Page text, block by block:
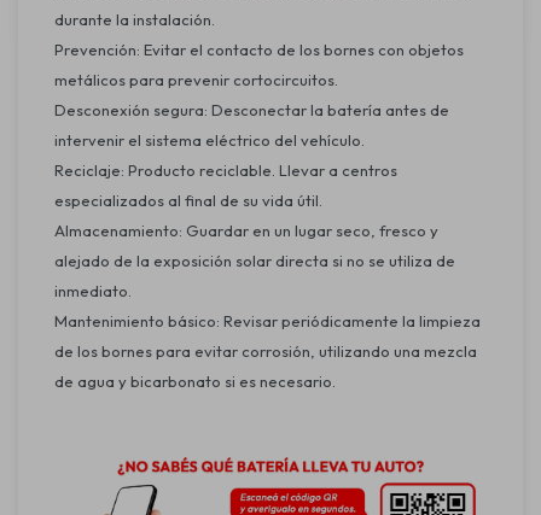
durante la instalación.
Prevención: Evitar el contacto de los bornes con objetos
metálicos para prevenir cortocircuitos.
Desconexión segura: Desconectar la batería antes de
intervenir el sistema eléctrico del vehículo.
Reciclaje: Producto reciclable. Llevar a centros
especializados al final de su vida útil.
Almacenamiento: Guardar en un lugar seco, fresco y
alejado de la exposición solar directa si no se utiliza de
inmediato.
Mantenimiento básico: Revisar periódicamente la limpieza
de los bornes para evitar corrosión, utilizando una mezcla
de agua y bicarbonato si es necesario.